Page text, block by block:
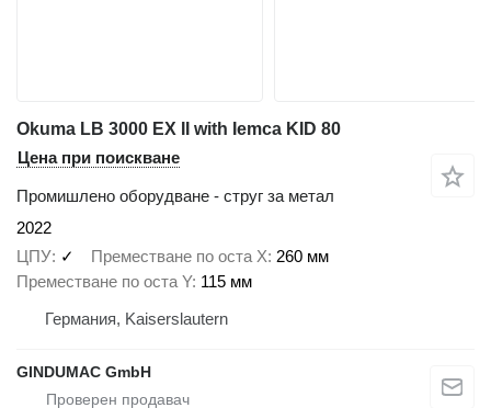
Okuma LB 3000 EX II with Iemca KID 80
Цена при поискване
Промишлено оборудване - струг за метал
2022
ЦПУ ✓ Преместване по оста X 260 мм
Преместване по оста Y 115 мм
Германия, Kaiserslautern
GINDUMAC GmbH